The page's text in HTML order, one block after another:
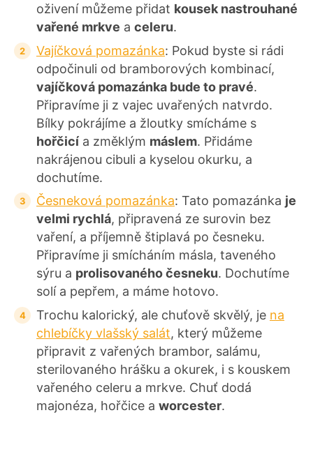
oživení můžeme přidat kousek nastrouhané
vařené mrkve a celeru.
Vajíčková pomazánka: Pokud byste si rádi
odpočinuli od bramborových kombinací,
vajíčková pomazánka bude to pravé.
Připravíme ji z vajec uvařených natvrdo.
Bílky pokrájíme a žloutky smícháme s
hořčicí a změklým máslem. Přidáme
nakrájenou cibuli a kyselou okurku, a
dochutíme.
Česneková pomazánka: Tato pomazánka je
velmi rychlá, připravená ze surovin bez
vaření, a příjemně štiplavá po česneku.
Připravíme ji smícháním másla, taveného
sýru a prolisovaného česneku. Dochutíme
solí a pepřem, a máme hotovo.
Trochu kalorický, ale chuťově skvělý, je na
chlebíčky vlašský salát, který můžeme
připravit z vařených brambor, salámu,
sterilovaného hrášku a okurek, i s kouskem
vařeného celeru a mrkve. Chuť dodá
majonéza, hořčice a worcester.